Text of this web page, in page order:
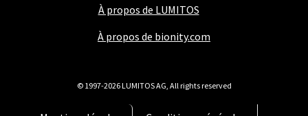
À propos de LUMITOS
À propos de bionity.com
© 1997-2026 LUMITOS AG, All rights reserved